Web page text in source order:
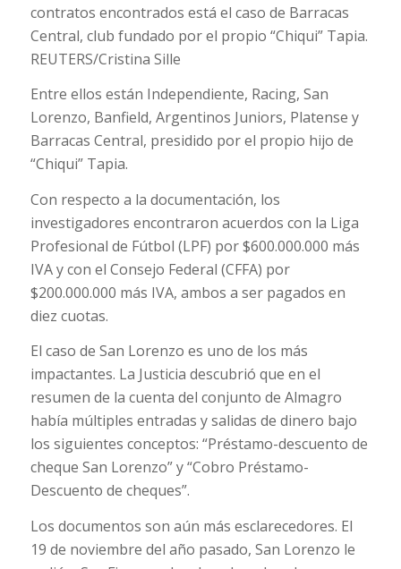
contratos encontrados está el caso de Barracas
Central, club fundado por el propio “Chiqui” Tapia.
REUTERS/Cristina Sille
Entre ellos están Independiente, Racing, San
Lorenzo, Banfield, Argentinos Juniors, Platense y
Barracas Central, presidido por el propio hijo de
“Chiqui” Tapia.
Con respecto a la documentación, los
investigadores encontraron acuerdos con la Liga
Profesional de Fútbol (LPF) por $600.000.000 más
IVA y con el Consejo Federal (CFFA) por
$200.000.000 más IVA, ambos a ser pagados en
diez cuotas.
El caso de San Lorenzo es uno de los más
impactantes. La Justicia descubrió que en el
resumen de la cuenta del conjunto de Almagro
había múltiples entradas y salidas de dinero bajo
los siguientes conceptos: “Préstamo-descuento de
cheque San Lorenzo” y “Cobro Préstamo-
Descuento de cheques”.
Los documentos son aún más esclarecedores. El
19 de noviembre del año pasado, San Lorenzo le